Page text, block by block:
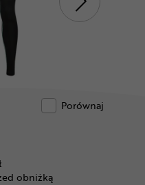
Porównaj
obniżką